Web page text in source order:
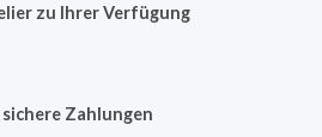
zu Ihrer Verfügung
sichere Zahlungen